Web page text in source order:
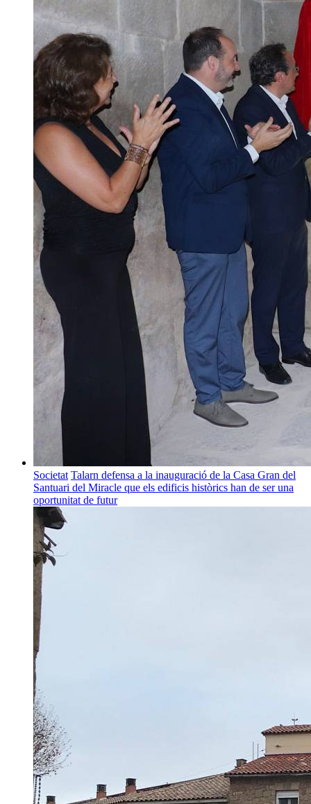
Societat Talarn defensa a la inauguració de la Casa Gran del
Santuari del Miracle que els edificis històrics han de ser una
oportunitat de futur